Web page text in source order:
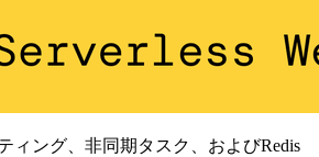
ィング、非同期タスク、およびRedis